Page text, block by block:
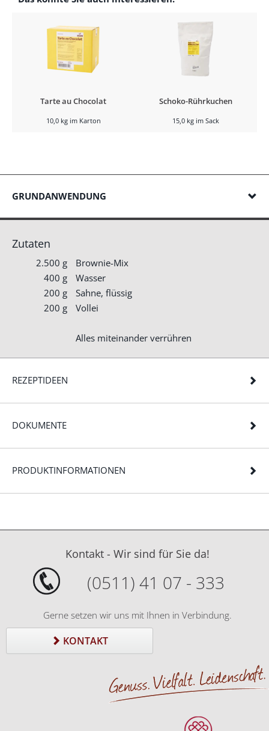
Tarte au Chocolat
10,0 kg im Karton
Schoko-Rührkuchen
15,0 kg im Sack
GRUNDANWENDUNG
Zutaten
2.500 g
Brownie-Mix
400 g
Wasser
200 g
Sahne, flüssig
200 g
Vollei
Alles miteinander verrühren
REZEPTIDEEN
DOKUMENTE
PRODUKTINFORMATIONEN
Kontakt - Wir sind für Sie da!
(0511) 41 07 - 333
Gerne setzen wir uns mit Ihnen in Verbindung.
KONTAKT